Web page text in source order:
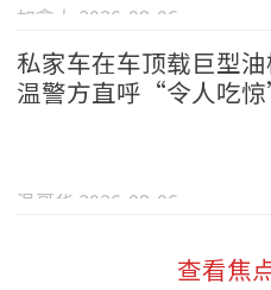
加拿大 2026-08-06
私家车在车顶载巨型
温警方直呼“令人吃惊
温哥华 2026-08-06
查看焦